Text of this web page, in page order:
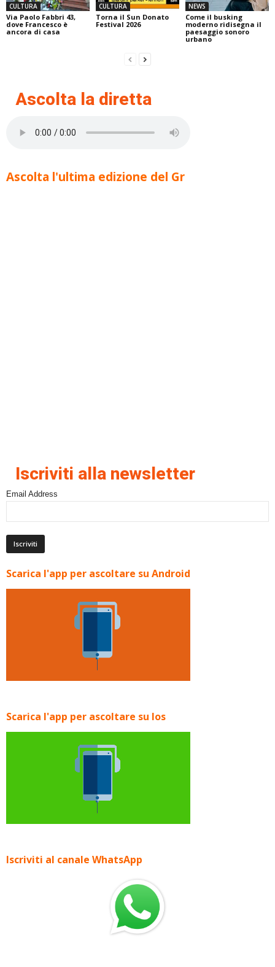
CULTURA
Via Paolo Fabbri 43,
dove Francesco è
ancora di casa
CULTURA
Torna il Sun Donato
Festival 2026
NEWS
Come il busking
moderno ridisegna il
paesaggio sonoro
urbano
Ascolta la diretta
Ascolta l'ultima edizione del Gr
Iscriviti alla newsletter
Email Address
Scarica l'app per ascoltare su Android
Scarica l'app per ascoltare su Ios
Iscriviti al canale WhatsApp